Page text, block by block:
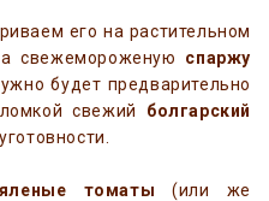
его на растительном
свежемороженую спаржу
будет предварительно
свежий болгарский
томаты (или же